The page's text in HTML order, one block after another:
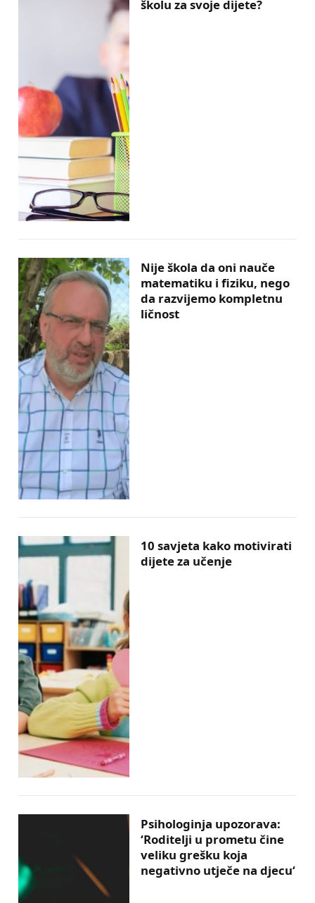
školu za svoje dijete?
Nije škola da oni nauče
matematiku i fiziku, nego
da razvijemo kompletnu
ličnost
10 savjeta kako motivirati
dijete za učenje
Psihologinja upozorava:
‘Roditelji u prometu čine
veliku grešku koja
negativno utječe na djecu‘